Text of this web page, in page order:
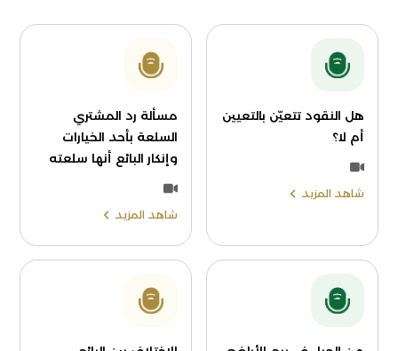
هل النقود تتعيّن بالتعيين
أم لا؟
شاهد المزيد
مسألة رد المشتري
السلعة بأحد الخيارات
وإنكار البائع أنها سلعته
شاهد المزيد